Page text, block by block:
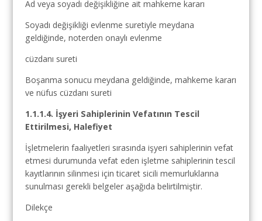
Ad veya soyadı değişikliğine ait mahkeme kararı
Soyadı değişikliği evlenme suretiyle meydana
geldiğinde, noterden onaylı evlenme
cüzdanı sureti
Boşanma sonucu meydana geldiğinde, mahkeme kararı
ve nüfus cüzdanı sureti
1.1.1.4. İşyeri Sahiplerinin Vefatının Tescil
Ettirilmesi, Halefiyet
İşletmelerin faaliyetleri sırasında işyeri sahiplerinin vefat
etmesi durumunda vefat eden işletme sahiplerinin tescil
kayıtlarının silinmesi için ticaret sicili memurluklarına
sunulması gerekli belgeler aşağıda belirtilmiştir.
Dilekçe